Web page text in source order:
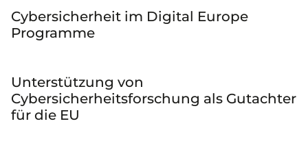
Cybersicherheit im Digital Europe
Programme
Unterstützung von
Cybersicherheitsforschung als Gutachter
für die EU